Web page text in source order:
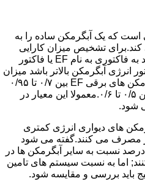
است که یک آبگرمکن ساده را به
کند.برای تشخیص میزان کارایی
آبگرمکن هنگام خرید آبگرمکن باید به فاکتوری به نام EF یا فاکتور
انرژی آبگرمکن بالاتر باشد میزان
کارایی آبگرمکن بیشتر است.آبگرمکن های برقی EF بین ۰/۷ تا ۰/۹۵
دارند و آبگرمکن های گازی EF بین ۰/۵ تا ۰/۶.معمولا این معیار در
شود.
های دیواری انرژی کمتری
مصرف می کنند.گفته می شود
آبگرمکن های دیواری بین 8 تا 50 درصد نسبت به سایر آبگرمکن ها در
اما به نسبت سیستم های تامین
باید بررسی و مقایسه شود.